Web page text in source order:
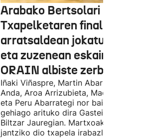
Arabako Bertsolari
Txapelketaren finala gaur
arratsaldean jokatuko da
eta zuzenean eskainiko du
ORAIN albiste zerbitzuak
Iñaki Viñaspre, Martin Abarrategi,
Anda, Aroa Arrizubieta, Maddi Agirre
eta Peru Abarrategi nor baino nor
gehiago arituko dira Gasteizen,
Biltzar Jauregian. Martxoak 3
jantziko dio txapela irabazleari.